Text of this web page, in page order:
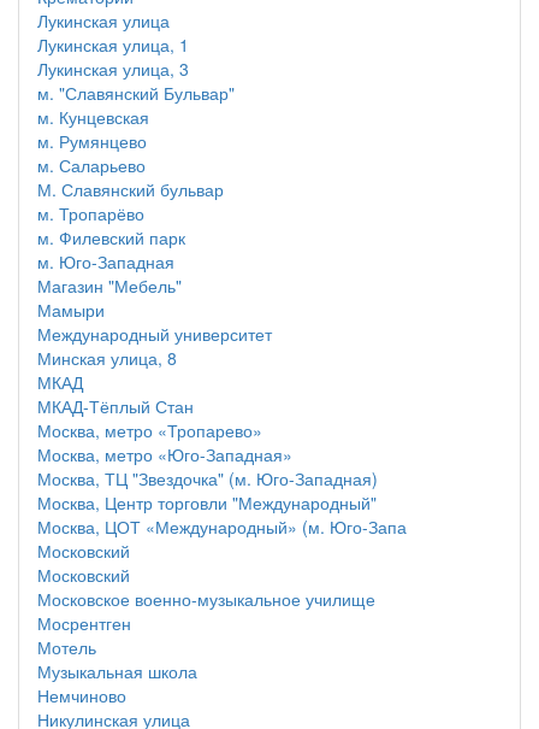
Лукинская улица
Лукинская улица, 1
Лукинская улица, 3
м. "Славянский Бульвар"
м. Кунцевская
м. Румянцево
м. Саларьево
М. Славянский бульвар
м. Тропарёво
м. Филевский парк
м. Юго-Западная
Магазин "Мебель"
Мамыри
Международный университет
Минская улица, 8
МКАД
МКАД-Тёплый Стан
Москва, метро «Тропарево»
Москва, метро «Юго-Западная»
Москва, ТЦ "Звездочка" (м. Юго-Западная)
Москва, Центр торговли "Международный"
Москва, ЦОТ «Международный» (м. Юго-Запа
Московский
Московский
Московское военно-музыкальное училище
Мосрентген
Мотель
Музыкальная школа
Немчиново
Никулинская улица